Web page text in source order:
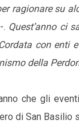
ragionare su
. Quest’anno ci
con enti
della
che gli
di San